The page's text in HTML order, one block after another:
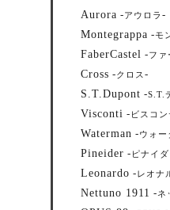
Aurora -アウロラ -
Montegrappa -モ
FaberCastel -ファ
Cross -クロス -
S.T.Dupont -S.T.
Visconti - ビスコ
Waterman -ウォー
Pineider - ピナイ
Leonardo -レオナ
Nettuno 1911 -ネ